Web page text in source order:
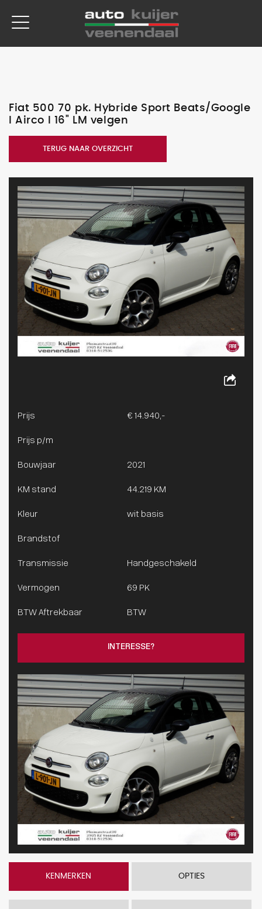
Fiat 500 70 pk. Hybride Sport Beats/Google
I Airco I 16" LM velgen
TERUG NAAR OVERZICHT
Prijs € 14.940,-
Prijs p/m
Bouwjaar 2021
KM stand 44.219 KM
Kleur wit basis
Brandstof
Transmissie Handgeschakeld
Vermogen 69 PK
BTW Aftrekbaar BTW
INTERESSE?
KENMERKEN OPTIES